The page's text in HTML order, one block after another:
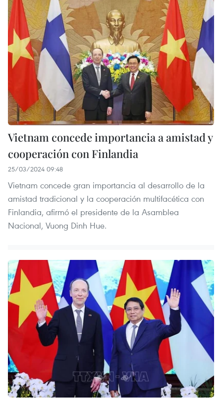
Vietnam concede importancia a amistad y
cooperación con Finlandia
25/03/2024 09:48
Vietnam concede gran importancia al desarrollo de la
amistad tradicional y la cooperación multifacética con
Finlandia, afirmó el presidente de la Asamblea
Nacional, Vuong Dinh Hue.